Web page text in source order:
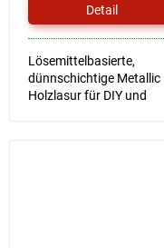
Detail
Lösemittelbasierte,
dünnschichtige Metallic
Holzlasur für DIY und